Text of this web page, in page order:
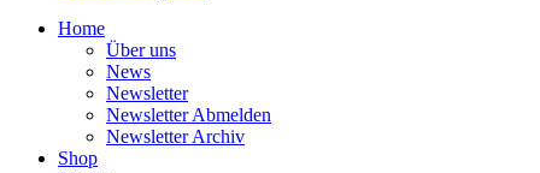
Home
Über uns
News
Newsletter
Newsletter Abmelden
Newsletter Archiv
Shop